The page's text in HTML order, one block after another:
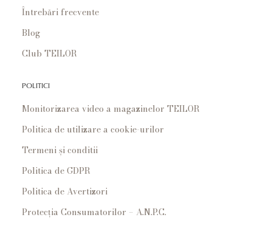
Întrebări frecvente
Blog
Club TEILOR
POLITICI
Monitorizarea video a magazinelor TEILOR
Politica de utilizare a cookie-urilor
Termeni și conditii
Politica de GDPR
Politica de Avertizori
Protecția Consumatorilor – A.N.P.C.